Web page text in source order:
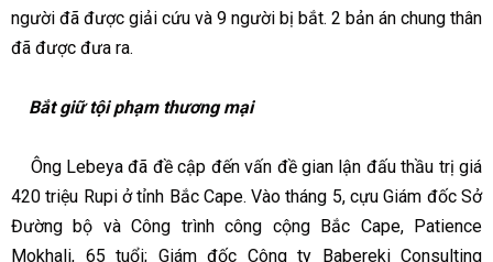
người đã được giải cứu và 9 người bị bắt. 2 bản án chung thân
đã được đưa ra.
Bắt giữ tội phạm thương mại
Ông Lebeya đã đề cập đến vấn đề gian lận đấu thầu trị giá
420 triệu Rupi ở tỉnh Bắc Cape. Vào tháng 5, cựu Giám đốc Sở
Đường bộ và Công trình công cộng Bắc Cape, Patience
Mokhali, 65 tuổi; Giám đốc Công ty Babereki Consulting